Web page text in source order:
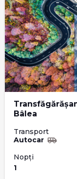
Bâlea
Transport
Autocar
Nopți
1